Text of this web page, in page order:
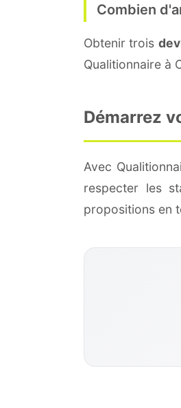
Combien
Obtenir trois
Qualitionnaire à
Démarrez
Avec
respecter les
propositions en